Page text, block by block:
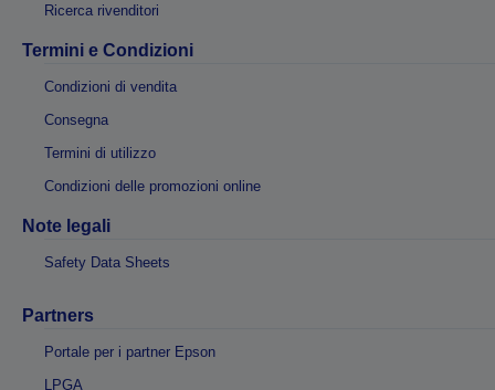
Ricerca rivenditori
Termini e Condizioni
Condizioni di vendita
Consegna
Termini di utilizzo
Condizioni delle promozioni online
Note legali
Safety Data Sheets
Partners
Portale per i partner Epson
LPGA